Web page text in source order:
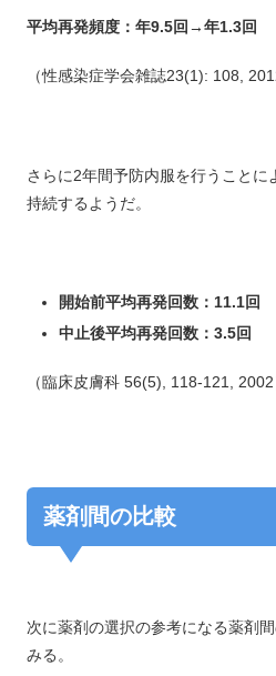
平均再発頻度：年9.5回→年1.3回
（性感染症学会雑誌23(1): 108,
さらに2年間予防内服を行うこと
持続するようだ。
開始前平均再発回数：11.1回
中止後平均再発回数：3.5回
（臨床皮膚科 56(5), 118-121, 2002
薬剤間の比較
次に薬剤の選択の参考になる薬剤
みる。